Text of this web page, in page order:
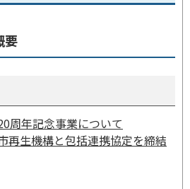
要
周年記念事業について
再生機構と包括連携協定を締結